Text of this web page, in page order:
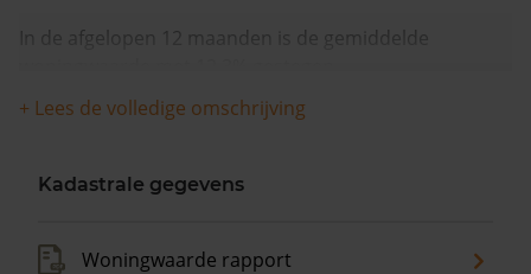
In de afgelopen 12 maanden is de gemiddelde
+ Lees de volledige omschrijving
Kadastrale gegevens
Woningwaarde rapport